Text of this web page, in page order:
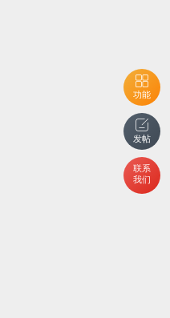
功能
发帖
联系
我们